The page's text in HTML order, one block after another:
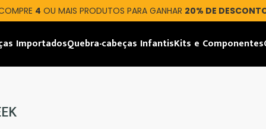
4 OU MAIS PRODUTOS PARA GANHAR 20% DE
ImportadosQuebra-cabeças InfantisKits e Componentes